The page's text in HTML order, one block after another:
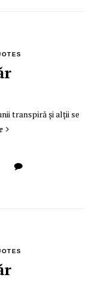
transpiră şi alţii se